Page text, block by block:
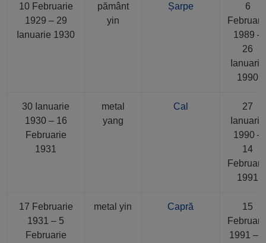
10 Februarie
1929 – 29
Ianuarie 1930
pământ
yin
Șarpe
6
1989 –
26
Ianuarie
1990
30 Ianuarie
1930 – 16
Februarie
1931
metal
yang
Cal
27
Ianuarie
1990 –
14
1991
17 Februarie
1931 – 5
Februarie
metal yin Capră
15
1991 – 3